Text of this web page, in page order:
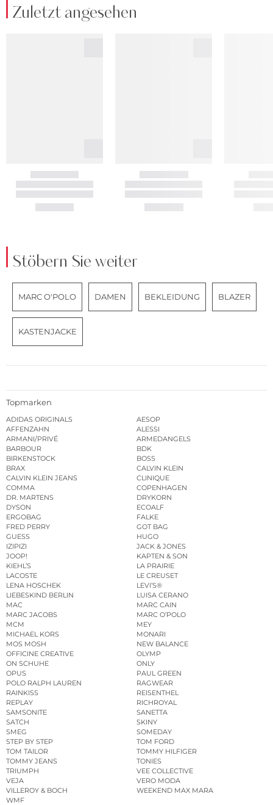
Zuletzt angesehen
Stöbern Sie weiter
MARC O'POLO DAMEN BEKLEIDUNG BLAZER
KASTENJACKE
Topmarken
ADIDAS ORIGINALS
AESOP
AFFENZAHN
ALESSI
ARMANI/PRIVÉ
ARMEDANGELS
BARBOUR
BDK
BIRKENSTOCK
BOSS
BRAX
CALVIN KLEIN
CALVIN KLEIN JEANS
CLINIQUE
COMMA
COPENHAGEN
DR. MARTENS
DRYKORN
DYSON
ECOALF
ERGOBAG
FALKE
FRED PERRY
GOT BAG
GUESS
HUGO
IZIPIZI
JACK & JONES
JOOP!
KAPTEN & SON
KIEHL’S
LA PRAIRIE
LACOSTE
LE CREUSET
LENA HOSCHEK
LEVI’S®
LIEBESKIND BERLIN
LUISA CERANO
MAC
MARC CAIN
MARC JACOBS
MARC O’POLO
MCM
MEY
MICHAEL KORS
MONARI
MOS MOSH
NEW BALANCE
OFFICINE CREATIVE
OLYMP
ON SCHUHE
ONLY
OPUS
PAUL GREEN
POLO RALPH LAUREN
RAGWEAR
RAINKISS
REISENTHEL
REPLAY
RICHROYAL
SAMSONITE
SANETTA
SATCH
SKINY
SMEG
SOMEDAY
STEP BY STEP
TOM FORD
TOM TAILOR
TOMMY HILFIGER
TOMMY JEANS
TONIES
TRIUMPH
VEE COLLECTIVE
VEJA
VERO MODA
VILLEROY & BOCH
WEEKEND MAX MARA
WMF